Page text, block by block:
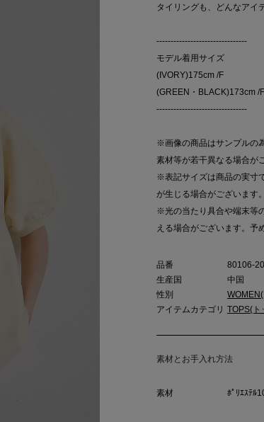
タイリングも、どんなアイ
--------------------------------
モデル着用サイズ
(IVORY)175cm /F
(GREEN・BLACK)173cm /F
--------------------------------
※画像の商品はサンプルの
素材等が若干異なる場合が
※表記サイズは商品の実寸
が生じる場合がございます。
※光の当たり具合や端末等
える場合がございます。予
品番
80106-
生産国
中国
性別
アイテムカテゴリ TOPS(ト
素材とお手入れ方法
素材 ﾎﾟﾘｴｽﾃﾙ